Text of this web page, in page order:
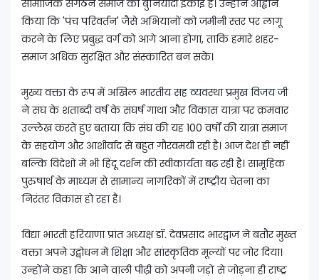
सामाजिक संगठन समाज की बुनियादी इकाई हैं। उन्होंने आह्वान
किया कि 'पंच परिवर्तन' जैसे अभियानों को जमीनी स्तर पर लागू
करने के लिए प्रबुद्ध वर्ग को आगे आना होगा, ताकि हमारे शहर-
समाज अधिक सुरक्षित और संस्कारित बन सकें।
मुख्य वक्ता के रूप में अखिल भारतीय सह व्यवस्था प्रमुख विजय जी
ने संघ के शताब्दी वर्ष के संघर्ष गाथा और विकास यात्रा पर क्रमवार
उल्लेख करते हुए बताया कि संघ की यह 100 वर्षों की यात्रा समाज
के सहयोग और आशीर्वाद से बहुत गौरवमयी रही है। आज देश ही नहीं
बल्कि विदेशों में भी हिंदू दर्शन की स्वीकार्यता बढ़ रही है। सामूहिक
पुरुषार्थ के माध्यम से सामान्य नागरिकों में राष्ट्रीय चेतना का
निरंतर विकास हो रहा है।
विद्या भारती हरियाणा प्रांत अध्यक्ष डॉ. देवप्रसाद भारद्वाज ने बतौर मुख्त
वक्ता अपने उद्बोधन में शिक्षा और सांस्कृतिक मूल्यों पर जोर दिया।
उन्होंने कहा कि आने वाली पीढ़ी को अपनी जड़ों से जोड़ना ही राष्ट्र